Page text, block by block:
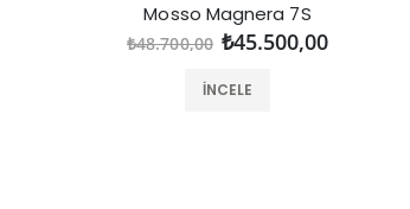
Mosso Magnera 7S
₺48.700,00 ₺45.500,00
İNCELE